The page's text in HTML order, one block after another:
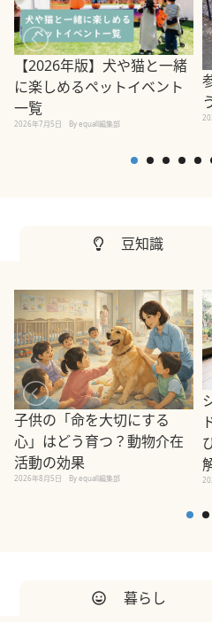
【2026年版】犬や猫と一緒
に楽しめるペットイベント
一覧
2026年7月5日 By equall編集部
豆知識
子供の「命を大切にする
心」はどう育つ？動物介在
活動の効果
2026年8月5日 By equall編集部
暮らし